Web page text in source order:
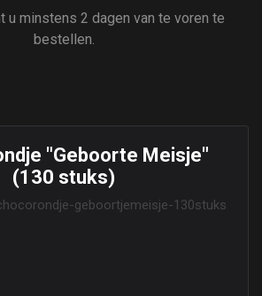
u minstens 2 dagen van te voren te
bestellen.
"Geboorte Meisje"
(130 stuks)
geboortjemeisje-130stuks